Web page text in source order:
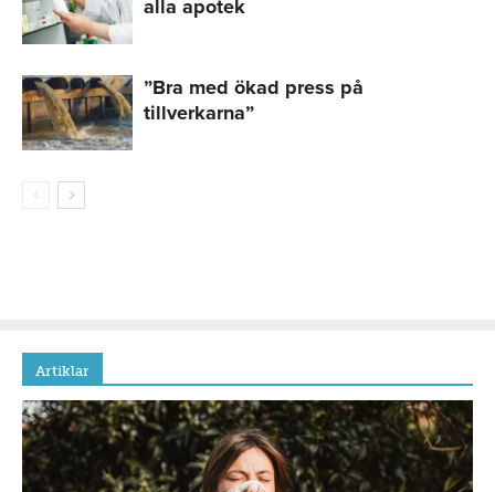
alla apotek
”Bra med ökad press på
tillverkarna”
Artiklar